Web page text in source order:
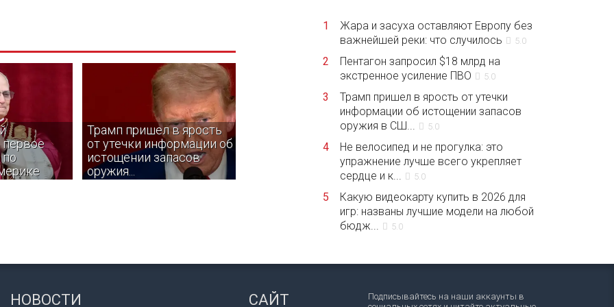
первое
по
Трамп пришел в ярость
от утечки информации об
истощении запасов
оружия...
антивоенных чиновников в
1
Жара и засуха оставляют Европу без
важнейшей реки: что случилось
5.0
2
Пентагон запросил $18 млрд на
экстренное усиление ПВО
5.0
3
Трамп пришел в ярость от утечки
информации об истощении запасов
оружия в СШ...
5.0
4
Не велосипед и не прогулка: это
упражнение лучше всего укрепляет
сердце и к...
5.0
5
Какую видеокарту купить в 2026 для
игр: названы лучшие модели на любой
бюдж...
5.0
НОВОСТИ САЙТ
Подписывайтесь на наши аккаунты в